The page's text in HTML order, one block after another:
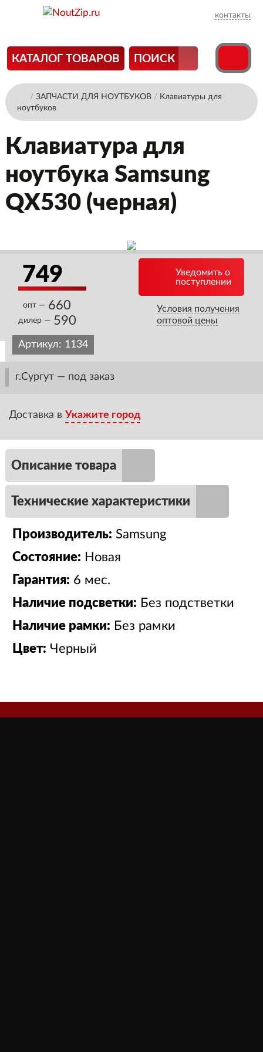
контакты
КАТАЛОГ ТОВАРОВ ПОИСК
/ ЗАПЧАСТИ ДЛЯ НОУТБУКОВ/ Клавиатуры для
ноутбуков
Клавиатура для
ноутбука Samsung
QX530 (черная)
749
опт — 660
дилер — 590
Уведомить о
поступлении
Условия получения
оптовой цены
Артикул: 1134
г.Сургут — под заказ
Доставка в Укажите город
Описание товара
Технические характеристики
Производитель: Samsung
Состояние: Новая
Гарантия: 6 мес.
Наличие подсветки: Без подстветки
Наличие рамки: Без рамки
Цвет: Черный